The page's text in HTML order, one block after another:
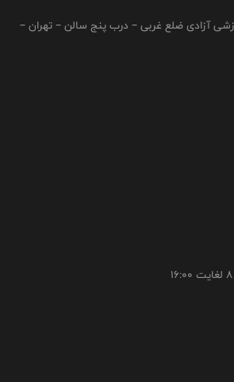
آزادی ضلع غربی – درب پنج سالن – تهران –